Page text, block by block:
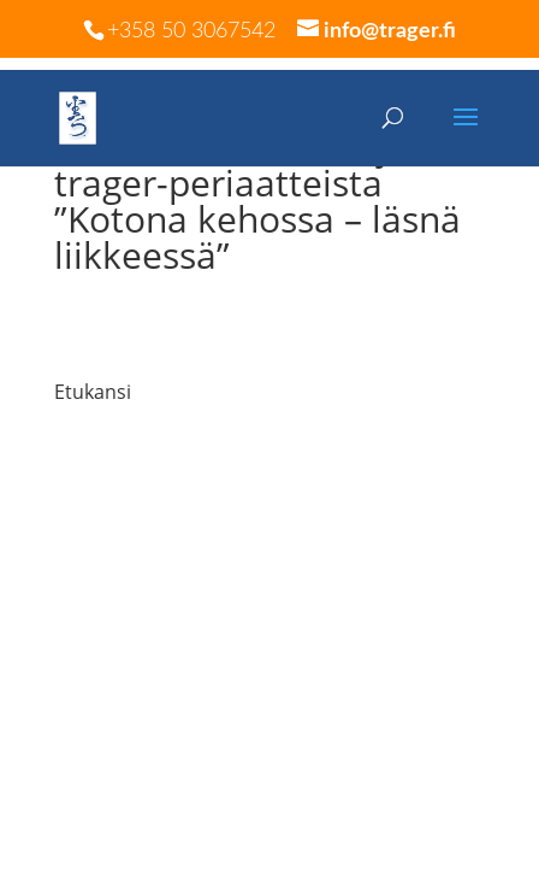
+358 50 3067542 info@trager.fi
Suomenkielinen kirja
trager-periaatteista
”Kotona kehossa – läsnä
liikkeessä”
Etukansi